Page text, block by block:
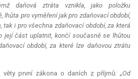
daňová ztráta vznikla, jako položku
lhůta pro vyměření jak pro zdaňovací období,
tak i pro všechna zdaňovací období, za která
její část uplatnit, končí současně se lhůtou
období, za které lze daňovou ztrátu
věty první zákona o daních z příjmů: „Od